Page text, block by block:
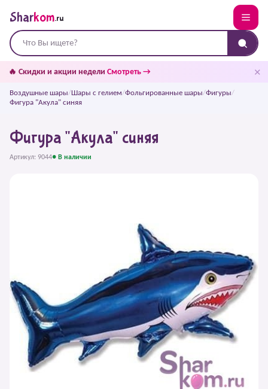
Sharkom.ru
🔥 Скидки и акции недели Смотреть → ✕
Воздушные шары/Шары с гелием/Фольгированные шары/Фигуры/
Фигура "Акула" синяя
Фигура "Акула" синяя
Артикул: 9044● В наличии